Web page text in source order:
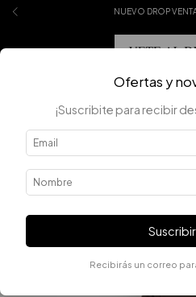
NUEVO DROP
Ofertas y
¡Suscribite para recibir
Recibirás un correo